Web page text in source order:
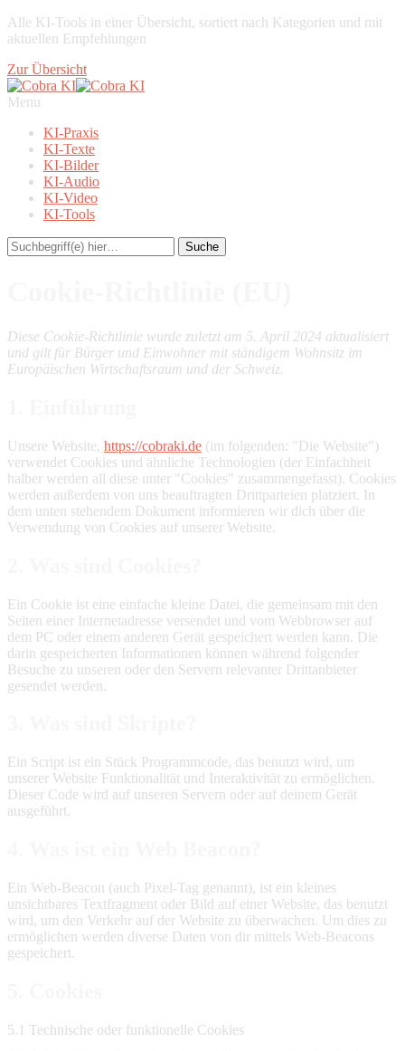
Alle KI-Tools in einer Übersicht, sortiert nach Kategorien und mit
aktuellen Empfehlungen
Zur Übersicht
Menu
KI-Praxis
KI-Texte
KI-Bilder
KI-Audio
KI-Video
KI-Tools
Diese Cookie-Richtlinie wurde zuletzt am 5. April 2024 aktualisiert
und gilt für Bürger und Einwohner mit ständigem Wohnsitz im
Europäischen Wirtschaftsraum und der Schweiz.
Unsere Website, https://cobraki.de (im folgenden: "Die Website")
verwendet Cookies und ähnliche Technologien (der Einfachheit
halber werden all diese unter "Cookies" zusammengefasst). Cookies
werden außerdem von uns beauftragten Drittparteien platziert. In
dem unten stehendem Dokument informieren wir dich über die
Verwendung von Cookies auf unserer Website.
Ein Cookie ist eine einfache kleine Datei, die gemeinsam mit den
Seiten einer Internetadresse versendet und vom Webbrowser auf
dem PC oder einem anderen Gerät gespeichert werden kann. Die
darin gespeicherten Informationen können während folgender
Besuche zu unseren oder den Servern relevanter Drittanbieter
gesendet werden.
Ein Script ist ein Stück Programmcode, das benutzt wird, um
unserer Website Funktionalität und Interaktivität zu ermöglichen.
Dieser Code wird auf unseren Servern oder auf deinem Gerät
ausgeführt.
Ein Web-Beacon (auch Pixel-Tag genannt), ist ein kleines
unsichtbares Textfragment oder Bild auf einer Website, das benutzt
wird, um den Verkehr auf der Website zu überwachen. Um dies zu
ermöglichen werden diverse Daten von dir mittels Web-Beacons
gespeichert.
5.1 Technische oder funktionelle Cookies